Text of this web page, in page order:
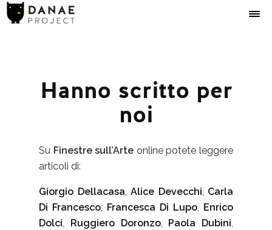
Hanno scritto per
noi
Su Finestre sull’Arte online potete leggere
articoli di:
Giorgio Dellacasa, Alice Devecchi, Carla
Di Francesco, Francesca Di Lupo, Enrico
Dolci, Ruggiero Doronzo, Paola Dubini,